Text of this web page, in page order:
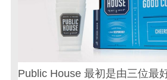
Public House 最初是由三位